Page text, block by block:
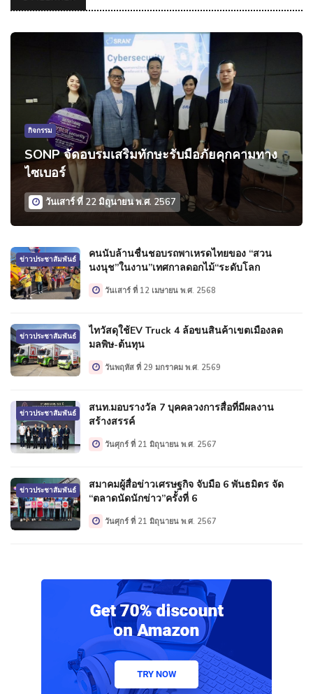
กิจกรรม
SONP จัดอบรมเสริมทักษะรับมือภัยคุกคามทาง
ไซเบอร์
วันเสาร์ ที่ 22 มิถุนายน พ.ศ. 2567
ข่าวประชาสัมพันธ์
คนนับล้านชื่นชอบรถพาเหรดไทยของ “สวน
นงนุช”ในงาน”เทศกาลดอกไม้“ระดับโลก
วันเสาร์ ที่ 12 เมษายน พ.ศ. 2568
ข่าวประชาสัมพันธ์
ไทวัสดุใช้EV Truck 4 ล้อขนสินค้าเขตเมืองลด
มลพิษ-ต้นทุน
วันพฤหัส ที่ 29 มกราคม พ.ศ. 2569
ข่าวประชาสัมพันธ์
สนท.มอบรางวัล 7 บุคคลวงการสื่อที่มีผลงาน
สร้างสรรค์
วันศุกร์ ที่ 21 มิถุนายน พ.ศ. 2567
ข่าวประชาสัมพันธ์
สมาคมผู้สื่อข่าวเศรษฐกิจ จับมือ 6 พันธมิตร จัด
“ตลาดนัดนักข่าว”ครั้งที่ 6
วันศุกร์ ที่ 21 มิถุนายน พ.ศ. 2567